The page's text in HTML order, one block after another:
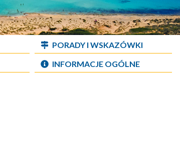
PORADY I WSKAZÓWKI
INFORMACJE OGÓLNE